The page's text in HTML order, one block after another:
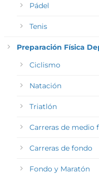
Pádel
Tenis
Preparación Física
Ciclismo
Natación
Triatlón
Carreras de medio
Carreras de fondo
Fondo y Maratón